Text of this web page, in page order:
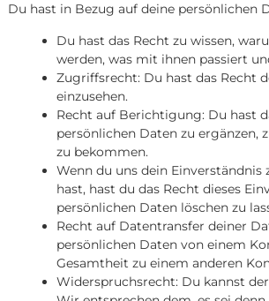
Du hast in Bezug auf deine persönlichen
Du hast das Recht zu wissen,
werden, was mit ihnen passiert
Zugriffsrecht: Du hast das Recht
einzusehen.
Recht auf Berichtigung: Du hast
persönlichen Daten zu
zu bekommen.
Wenn du uns dein
hast, hast du das Recht dieses
persönlichen Daten löschen zu
Recht auf Datentransfer deiner
persönlichen Daten von einem
Gesamtheit zu einem anderen
Widerspruchsrecht: Du kannst